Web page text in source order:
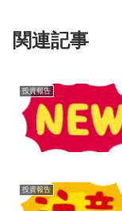
関連記事
投資報告
投資報告